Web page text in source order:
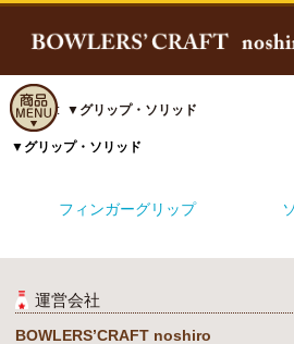
ホーム:: ▼グリップ・ソリッド
▼グリップ・ソリッド
フィンガーグリップ
運営会社
BOWLERS’CRAFT noshiro